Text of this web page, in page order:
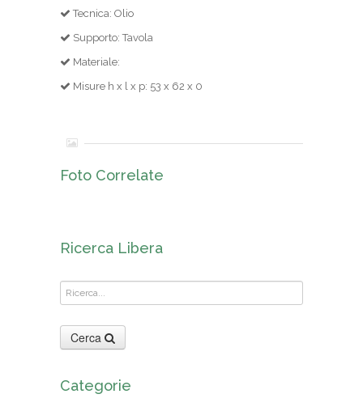
Tecnica: Olio
Supporto: Tavola
Materiale:
Misure h x l x p: 53 x 62 x 0
Foto Correlate
Ricerca Libera
Cerca
Categorie